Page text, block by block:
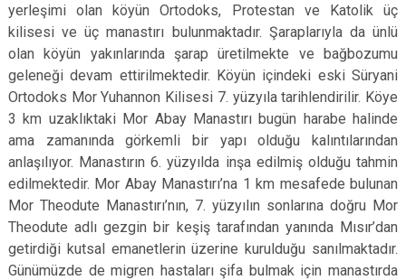
yerleşimi olan köyün Ortodoks, Protestan ve Katolik üç
kilisesi ve üç manastırı bulunmaktadır. Şaraplarıyla da ünlü
olan köyün yakınlarında şarap üretilmekte ve bağbozumu
geleneği devam ettirilmektedir. Köyün içindeki eski Süryani
Ortodoks Mor Yuhannon Kilisesi 7. yüzyıla tarihlendirilir. Köye
3 km uzaklıktaki Mor Abay Manastırı bugün harabe halinde
ama zamanında görkemli bir yapı olduğu kalıntılarından
anlaşılıyor. Manastırın 6. yüzyılda inşa edilmiş olduğu tahmin
edilmektedir. Mor Abay Manastırı’na 1 km mesafede bulunan
Mor Theodute Manastırı’nın, 7. yüzyılın sonlarına doğru Mor
Theodute adlı gezgin bir keşiş tarafından yanında Mısır’dan
getirdiği kutsal emanetlerin üzerine kurulduğu sanılmaktadır.
Günümüzde de migren hastaları şifa bulmak için manastırda